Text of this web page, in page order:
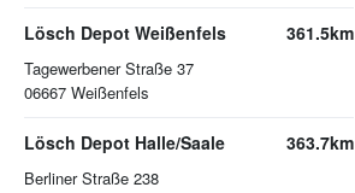
Lösch Depot Weißenfels
Tagewerbener Straße 37
06667 Weißenfels
361.5km
Lösch Depot Halle/Saale
Berliner Straße 238
363.7km